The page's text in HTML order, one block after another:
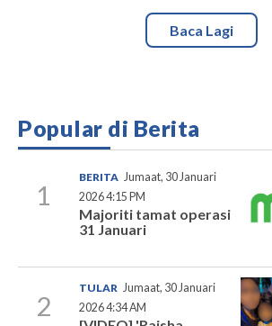
Baca Lagi
Popular di Berita
1
BERITA Jumaat, 30 Januari
2026 4:15 PM
Majoriti tamat operasi
31 Januari
2
TULAR Jumaat, 30 Januari
2026 4:34 AM